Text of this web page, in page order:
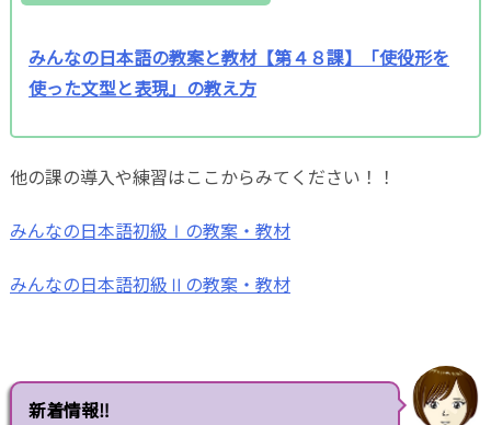
みんなの日本語の教案と教材【第４８課】「使役形を
使った文型と表現」の教え方
他の課の導入や練習はここからみてください！！
みんなの日本語初級Ⅰの教案・教材
みんなの日本語初級Ⅱの教案・教材
新着情報‼